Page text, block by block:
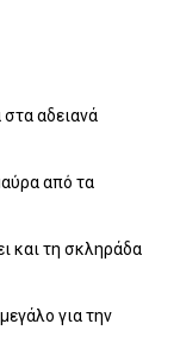
αδειανά
από τα
και τη σκληράδα
για την